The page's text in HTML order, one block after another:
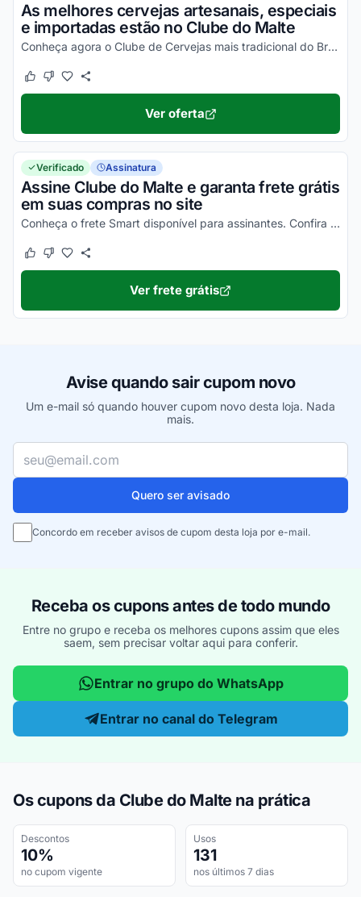
As melhores cervejas artesanais, especiais
e importadas estão no Clube do Malte
Conheça agora o Clube de Cervejas mais tradicional do Brasil e adquira produtos top de linha por preços bem competitivos.
Este cupom funcionou
Este cupom não funcionou
Ver oferta
Verificado Assinatura
Assine Clube do Malte e garanta frete grátis
em suas compras no site
Conheça o frete Smart disponível para assinantes. Confira as condições na loja virtual e desfrute dessa vantagem.
Este cupom funcionou
Este cupom não funcionou
Ver frete grátis
Avise quando sair cupom novo
Um e-mail só quando houver cupom novo desta loja. Nada
mais.
Seu e-mail
Quero ser avisado
Concordo em receber avisos de cupom desta loja por e-mail.
Receba os cupons antes de todo mundo
Entre no grupo e receba os melhores cupons assim que eles
saem, sem precisar voltar aqui para conferir.
Entrar no grupo do WhatsApp
Entrar no canal do Telegram
Os cupons da Clube do Malte na prática
Descontos
10%
no cupom vigente
Usos
131
nos últimos 7 dias